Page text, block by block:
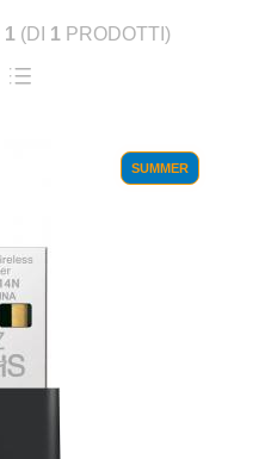
1 (DI 1 PRODOTTI)
SUMMER